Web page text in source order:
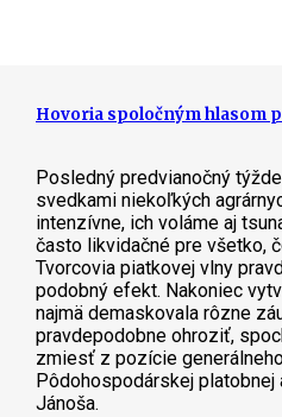
Hovoria spoločným hlasom
Posledný predvianočný
svedkami niekoľkých
intenzívne, ich voláme aj
často likvidačné pre všetko,
Tvorcovia piatkovej vlny
podobný efekt. Nakoniec
najmä demaskovala rôzne
pravdepodobne ohroziť,
zmiesť z pozície
Pôdohospodárskej platobnej
Jánoša.